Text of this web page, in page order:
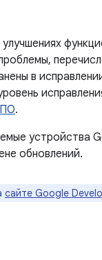
в
.
устройства
обновлений.
сайте Google